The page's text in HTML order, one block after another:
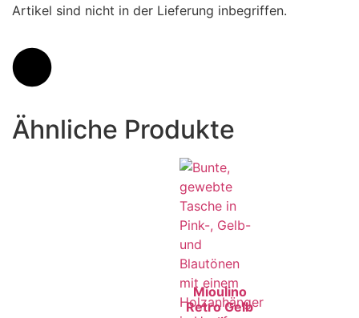
Artikel sind nicht in der Lieferung inbegriffen.
Ähnliche Produkte
Mioulino
Retro Gelb